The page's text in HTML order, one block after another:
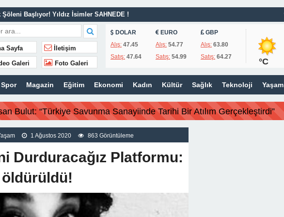
Şöleni Başlıyor! Yıldız İsimler SAHNEDE !
Refahı İçin Sahadaki Yerini Aldı.
AVŞAR’DAN GÜNDEME DAİR AÇIKLAMA!
SONUCU !
belediye başkanı için karar aldı !
Sayfa İletişim
Galeri Foto Galeri
DOLAR
Alış: 47.45
Satış: 47.64
EURO
Alış:54.77
Satış:54.99
GBP
Alış:63.80
Satış:64.27 °C
Spor Magazin Eğitim Ekonomi Kadın Kültür Sağlık Teknoloji Yaşam
Bulut: “Türkiye Savunma Sanayiinde Tarihi Bir Atılım Gerçekleştirdi”
1 Ağustos 2020 863 Görüntüleme
Durduracağız Platformu:
öldürüldü!